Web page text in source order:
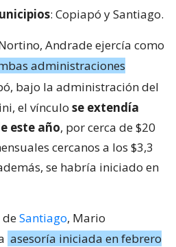
: Copiapó y Santiago.
Andrade ejercía como
administraciones
bajo la administración del
el vínculo se extendía
este año, por cerca de $20
cercanos a los $3,3
se habría iniciado en
deSantiago, Mario
asesoría iniciada en febrero